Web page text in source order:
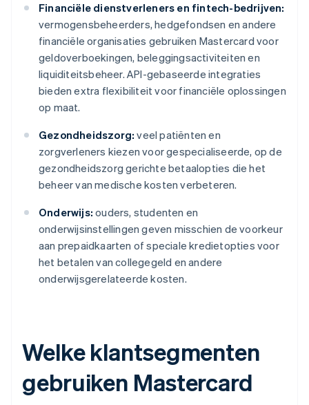
Financiële dienstverleners en fintech-bedrijven:
vermogensbeheerders, hedgefondsen en andere
financiële organisaties gebruiken Mastercard voor
geldoverboekingen, beleggingsactiviteiten en
liquiditeitsbeheer. API-gebaseerde integraties
bieden extra flexibiliteit voor financiële oplossingen
op maat.
Gezondheidszorg: veel patiënten en
zorgverleners kiezen voor gespecialiseerde, op de
gezondheidszorg gerichte betaalopties die het
beheer van medische kosten verbeteren.
Onderwijs: ouders, studenten en
onderwijsinstellingen geven misschien de voorkeur
aan prepaidkaarten of speciale kredietopties voor
het betalen van collegegeld en andere
onderwijsgerelateerde kosten.
Welke klantsegmenten
gebruiken Mastercard